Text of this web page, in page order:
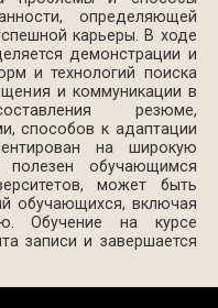
определяющей
карьеры. В ходе
демонстрации и
и технологий поиска
и коммуникации в
резюме,
способов к адаптации
на широкую
обучающимся
может быть
обучающихся, включая
Обучение на курсе
записи и завершается